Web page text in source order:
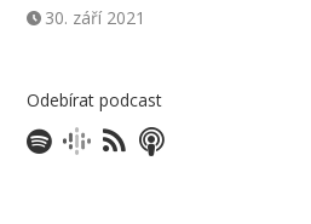
30. září 2021
Odebírat podcast